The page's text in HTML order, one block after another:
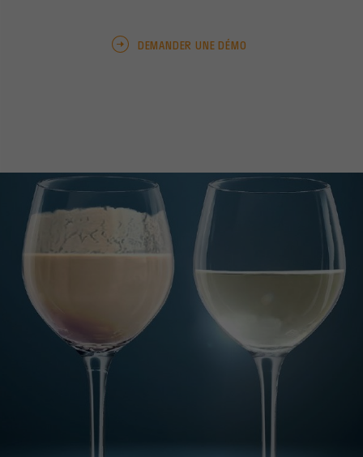
DEMANDER UNE DÉMO